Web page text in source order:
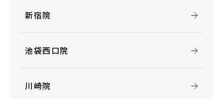
新宿院
池袋西口院
川崎院